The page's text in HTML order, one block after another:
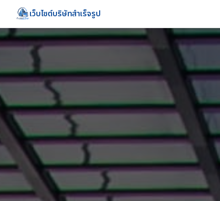
เว็บไซต์บริษัทสำเร็จรูป